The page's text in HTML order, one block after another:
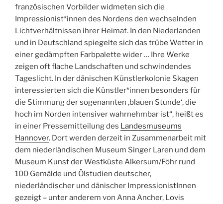
französischen Vorbilder widmeten sich die
Impressionist*innen des Nordens den wechselnden
Lichtverhältnissen ihrer Heimat. In den Niederlanden
und in Deutschland spiegelte sich das trübe Wetter in
einer gedämpften Farbpalette wider … Ihre Werke
zeigen oft flache Landschaften und schwindendes
Tageslicht. In der dänischen Künstlerkolonie Skagen
interessierten sich die Künstler*innen besonders für
die Stimmung der sogenannten ‚blauen Stunde‘, die
hoch im Norden intensiver wahrnehmbar ist“, heißt es
in einer Pressemitteilung des Landesmuseums
Hannover. Dort werden derzeit in Zusammenarbeit mit
dem niederländischen Museum Singer Laren und dem
Museum Kunst der Westküste Alkersum/Föhr rund
100 Gemälde und Ölstudien deutscher,
niederländischer und dänischer ImpressionistInnen
gezeigt – unter anderem von Anna Ancher, Lovis